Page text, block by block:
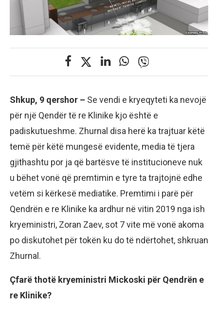
Shkup, 9 qershor – Se vendi e kryeqyteti ka nevojë
për një Qendër të re Klinike kjo është e
padiskutueshme. Zhurnal disa herë ka trajtuar këtë
temë për këtë mungesë evidente, media të tjera
gjithashtu por ja që bartësve të institucioneve nuk
u bëhet vonë që premtimin e tyre ta trajtojnë edhe
vetëm si kërkesë mediatike. Premtimi i parë për
Qendrën e re Klinike ka ardhur në vitin 2019 nga ish
kryeministri, Zoran Zaev, sot 7 vite më vonë akoma
po diskutohet për tokën ku do të ndërtohet, shkruan
Zhurnal.
Çfarë thotë kryeministri Mickoski për Qendrën e
re Klinike?